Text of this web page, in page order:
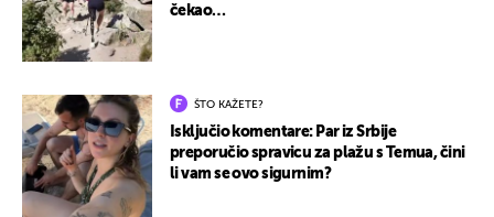
čekao…
ŠTO KAŽETE?
Isključio komentare: Par iz Srbije
preporučio spravicu za plažu s Temua, čini
li vam se ovo sigurnim?